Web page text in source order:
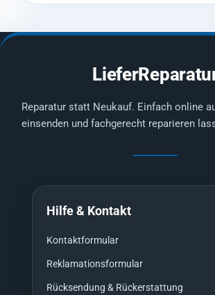
Reparatur statt Neukauf. Einfach online
einsenden und fachgerecht reparieren
Hilfe & Kontakt
Kontaktformular
Reklamationsformular
Rücksendung & Rückerstattung